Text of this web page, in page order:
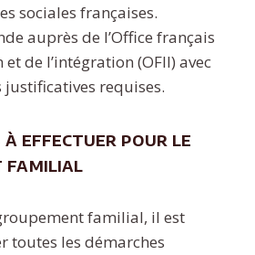
sociales françaises.
auprès de l’Office français
de l’intégration (OFII) avec
justificatives requises.
à effectuer pour le
familial
familial, il est
toutes les démarches